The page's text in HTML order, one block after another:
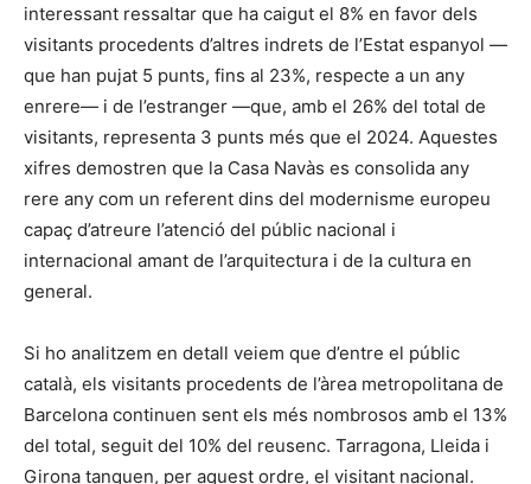
interessant ressaltar que ha caigut el 8% en favor dels
visitants procedents d’altres indrets de l’Estat espanyol —
que han pujat 5 punts, fins al 23%, respecte a un any
enrere— i de l’estranger —que, amb el 26% del total de
visitants, representa 3 punts més que el 2024. Aquestes
xifres demostren que la Casa Navàs es consolida any
rere any com un referent dins del modernisme europeu
capaç d’atreure l’atenció del públic nacional i
internacional amant de l’arquitectura i de la cultura en
general.
Si ho analitzem en detall veiem que d’entre el públic
català, els visitants procedents de l’àrea metropolitana de
Barcelona continuen sent els més nombrosos amb el 13%
del total, seguit del 10% del reusenc. Tarragona, Lleida i
Girona tanquen, per aquest ordre, el visitant nacional.